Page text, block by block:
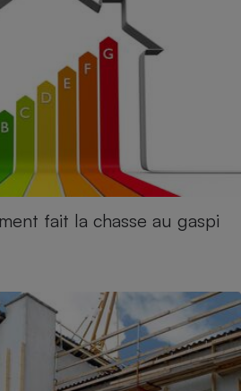
fait la chasse au gaspi